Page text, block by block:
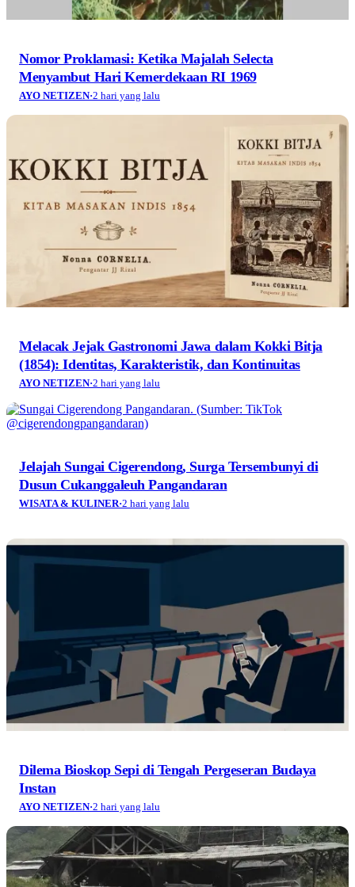
Nomor Proklamasi: Ketika Majalah Selecta
Menyambut Hari Kemerdekaan RI 1969
AYO NETIZEN·2 hari yang lalu
Melacak Jejak Gastronomi Jawa dalam Kokki Bitja
(1854): Identitas, Karakteristik, dan Kontinuitas
AYO NETIZEN·2 hari yang lalu
Jelajah Sungai Cigerendong, Surga Tersembunyi di
Dusun Cukanggaleuh Pangandaran
WISATA & KULINER·2 hari yang lalu
Dilema Bioskop Sepi di Tengah Pergeseran Budaya
Instan
AYO NETIZEN·2 hari yang lalu